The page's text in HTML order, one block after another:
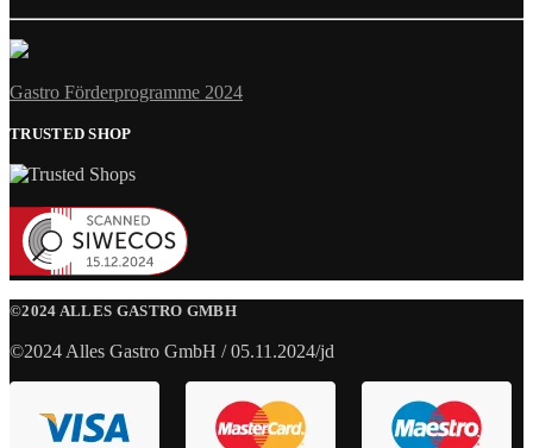
Gastro Förderprogramme 2024
TRUSTED SHOP
©2024 ALLES GASTRO GMBH
©2024 Alles Gastro GmbH / 05.11.2024/jd